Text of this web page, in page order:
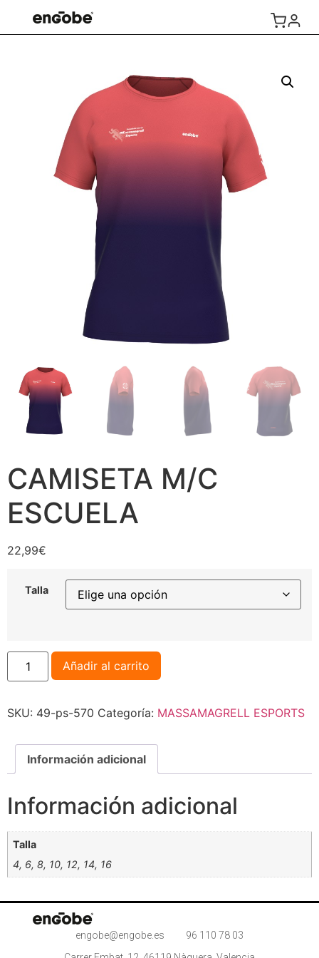
CAMISETA M/C
ESCUELA
22,99€
Talla
Añadir al carrito
SKU: 49-ps-570 Categoría: MASSAMAGRELL ESPORTS
Información adicional
Información adicional
Talla
4, 6, 8, 10, 12, 14, 16
engobe@engobe.es
96 110 78 03